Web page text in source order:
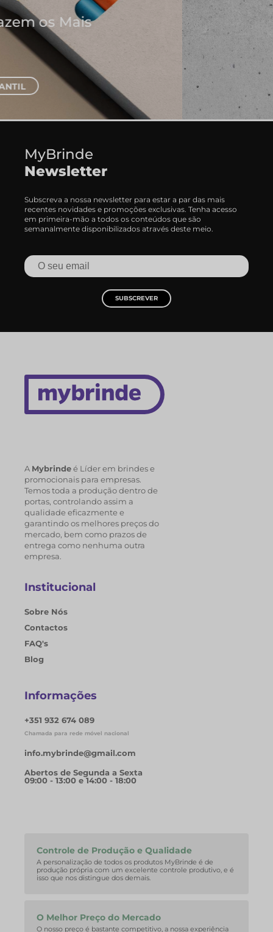
Onde Nascem As Melhores
Ideias
Cadernos e Blocos de Notas
EXPLORAR CADERNOS
MyBrinde
Newsletter
Subscreva a nossa newsletter para estar a par das mais
recentes novidades e promoções exclusivas. Tenha acesso
em primeira-mão a todos os conteúdos que são
semanalmente disponibilizados através deste meio.
SUBSCREVER
A Mybrindeé Líder em brindes e
promocionais para empresas.
Temos toda a produção dentro de
portas, controlando assim a
qualidade eficazmente e
garantindo os melhores preços do
mercado, bem como prazos de
entrega como nenhuma outra
empresa.
Institucional
Sobre Nós
Contactos
FAQ's
Blog
Informações
+351 932 674 089
Chamada para rede móvel nacional
info.mybrinde@gmail.com
Abertos de Segunda a Sexta
09:00 - 13:00 e 14:00 - 18:00
Controle de Produção e Qualidade
A personalização de todos os produtos MyBrinde é de
produção própria com um excelente controle produtivo, e é
isso que nos distingue dos demais.
O Melhor Preço do Mercado
O nosso preço é bastante competitivo, a nossa experiência